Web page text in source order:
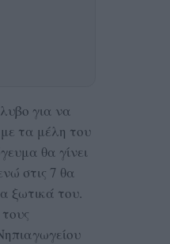
για να
τα μέλη του
θα γίνει
στις 7 θα
ξωτικά του.